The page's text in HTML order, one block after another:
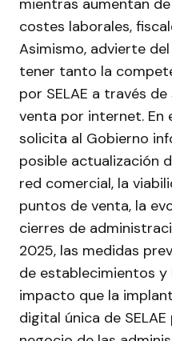
mientras aumentan
costes laborales,
Asimismo, advierte
tener tanto la
por SELAE a través
venta por internet. En
solicita al Gobierno
posible actualización
red comercial, la
puntos de venta, la
cierres de
2025, las medidas
de establecimientos y
impacto que la
digital única de